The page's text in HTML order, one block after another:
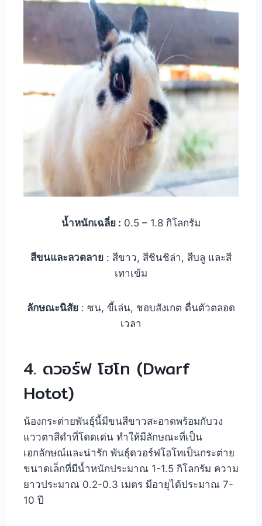
น้ำหนักเฉลี่ย : 0.5 – 1.8 กิโลกรัม
สีขนและลวดลาย : สีขาว, สีชินชิล่า, สีบลู และสี
เทาเข้ม
ลักษณะนิสัย : ซน, ขี้เล่น, ชอบสังเกต ตื่นตัวตลอด
เวลา
4. ดวอร์ฟ โฮโท (Dwarf
Hotot)
น้องกระต่ายพันธุ์นี้มีขนสีขาวสะอาดพร้อมกับวง
แววตาสีดำที่โดดเด่น ทำให้มีลักษณะที่เป็น
เอกลักษณ์และน่ารัก พันธุ์ดวอร์ฟโฮโทเป็นกระต่าย
ขนาดเล็กที่มีน้ำหนักประมาณ 1-1.5 กิโลกรัม ความ
ยาวประมาณ 0.2-0.3 เมตร มีอายุได้ประมาณ 7-
10 ปี